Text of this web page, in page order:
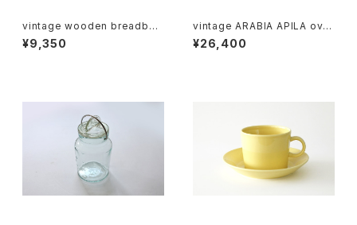
vintage wooden breadboa
rd / ヴィンテージ 木製ブレッド
ボード
¥9,350
vintage ARABIA APILA ovai
bowl / ヴィンテージ アラビア
アピラ オーバルボウル
¥26,400